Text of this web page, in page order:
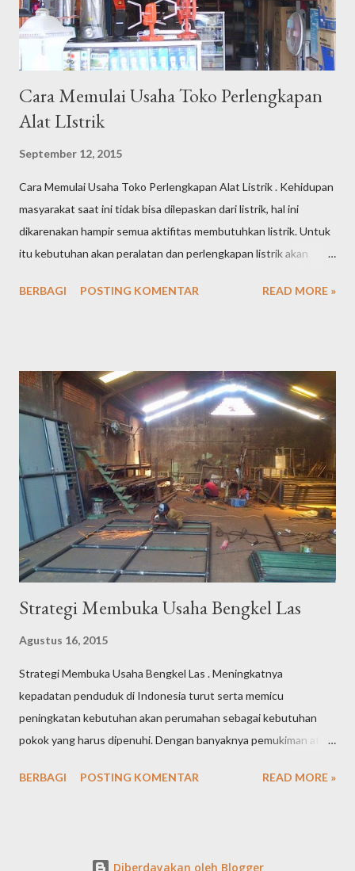
telah memiliki puluhan klien yang terbagi atas bisnis personal
dan bad...
Cara Memulai Usaha Toko Perlengkapan
Alat LIstrik
September 12, 2015
Cara Memulai Usaha Toko Perlengkapan Alat Listrik . Kehidupan
masyarakat saat ini tidak bisa dilepaskan dari listrik, hal ini
dikarenakan hampir semua aktifitas membutuhkan listrik. Untuk
itu kebutuhan akan peralatan dan perlengkapan listrik akan
masyarakat akan peralatan listrik tentu saja menjadikan peluang
tidak ada salahnya Anda mencoba membuka toko perlengkapan
alat listrik, karena prospeknya yang masih sangat bagus. Berikut
ini adalah beberapa cara yang bisa anda pertimbangkan dalam
memulai membuka toko perlengkapan alat listrik: Lokasi usaha
Pemilihan lokasi usaha sangat penting karena akan berpengaruh
pada perkembangan usaha toko perlengkapan alat listrik yang
akan anda rintis. Pilihlah lokasi usaha yang strategis dan mudah
d...
BERBAGI POSTING KOMENTAR READ MORE »
Strategi Membuka Usaha Bengkel Las
Agustus 16, 2015
Strategi Membuka Usaha Bengkel Las . Meningkatnya
kepadatan penduduk di Indonesia turut serta memicu
peningkatan kebutuhan akan perumahan sebagai kebutuhan
pokok yang harus dipenuhi. Dengan banyaknya pemukiman atau
lama yang membutuhkan renovasi, maka peluang usaha bengkel
BERBAGI POSTING KOMENTAR READ MORE »
Diberdayakan oleh Blogger